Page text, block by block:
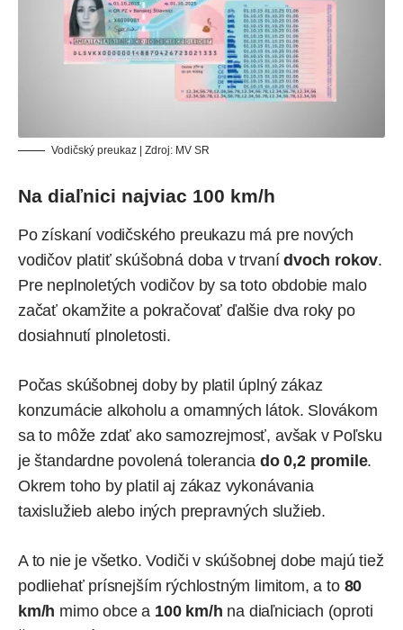
Vodičský preukaz | Zdroj: MV SR
Na diaľnici najviac 100 km/h
Po získaní vodičského preukazu má pre nových
vodičov platiť skúšobná doba v trvanídvoch rokov.
Pre neplnoletých vodičov by sa toto obdobie malo
začať okamžite a pokračovať ďalšie dva roky po
dosiahnutí plnoletosti.
Počas skúšobnej doby by platil úplný zákaz
konzumácie alkoholu a omamných látok. Slovákom
sa to môže zdať ako samozrejmosť, avšak v Poľsku
je štandardne povolená tolerancia do 0,2 promile.
Okrem toho by platil aj zákaz vykonávania
taxislužieb alebo iných prepravných služieb.
A to nie je všetko. Vodiči v skúšobnej dobe majú tiež
podliehať prísnejším rýchlostným limitom, a to 80
km/h mimo obce a 100 km/h na diaľniciach (oproti